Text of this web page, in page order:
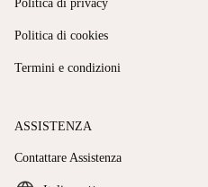
Politica di privacy
Politica di cookies
Termini e condizioni
ASSISTENZA
Contattare Assistenza